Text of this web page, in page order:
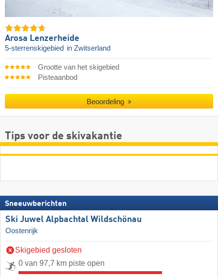
Arosa Lenzerheide
5-sterrenskigebied in Zwitserland
Grootte van het skigebied
Pisteaanbod
Beoordeling
Tips voor de skivakantie
Sneeuwberichten
Ski Juwel Alpbachtal Wildschönau
Oostenrijk
Skigebied gesloten
0 van 97,7 km piste open